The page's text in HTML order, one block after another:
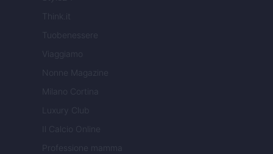
Think.it
Tuobenessere
Viaggiamo
Nonne Magazine
Milano Cortina
Luxury Club
Il Calcio Online
Professione mamma